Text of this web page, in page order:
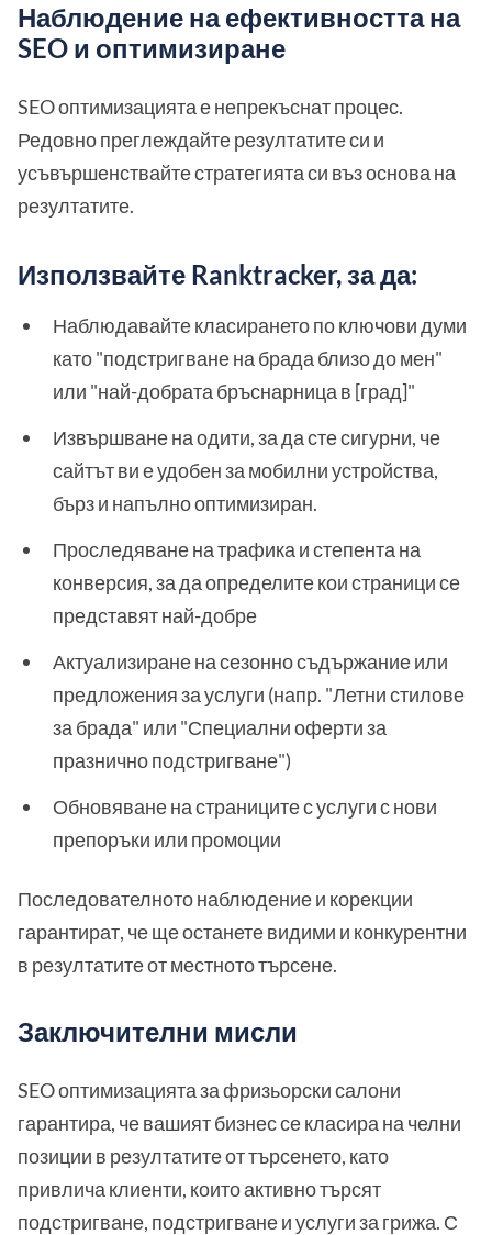
Наблюдение на ефективността на
SEO и оптимизиране
SEO оптимизацията е непрекъснат процес.
Редовно преглеждайте резултатите си и
усъвършенствайте стратегията си въз основа на
резултатите.
Използвайте Ranktracker, за да:
Наблюдавайте класирането по ключови думи
като "подстригване на брада близо до мен"
или "най-добрата бръснарница в [град]"
Извършване на одити, за да сте сигурни, че
сайтът ви е удобен за мобилни устройства,
бърз и напълно оптимизиран.
Проследяване на трафика и степента на
конверсия, за да определите кои страници се
представят най-добре
Актуализиране на сезонно съдържание или
предложения за услуги (напр. "Летни стилове
за брада" или "Специални оферти за
празнично подстригване")
Обновяване на страниците с услуги с нови
препоръки или промоции
Последователното наблюдение и корекции
гарантират, че ще останете видими и конкурентни
в резултатите от местното търсене.
Заключителни мисли
SEO оптимизацията за фризьорски салони
гарантира, че вашият бизнес се класира на челни
позиции в резултатите от търсенето, като
привлича клиенти, които активно търсят
подстригване, подстригване и услуги за грижа. С